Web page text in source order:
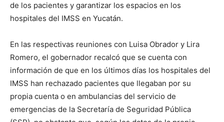
de los pacientes y garantizar los espacios en los
hospitales del IMSS en Yucatán.
En las respectivas reuniones con Luisa Obrador y Lira
Romero, el gobernador recalcó que se cuenta con
información de que en los últimos días los hospitales del
IMSS han rechazado pacientes que llegaban por su
propia cuenta o en ambulancias del servicio de
emergencias de la Secretaría de Seguridad Pública